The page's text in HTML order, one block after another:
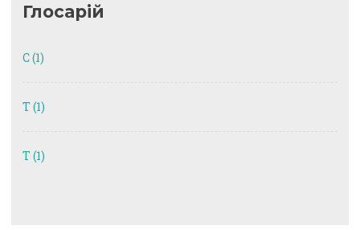
Глосарій
C(1)
T (1)
Т (1)